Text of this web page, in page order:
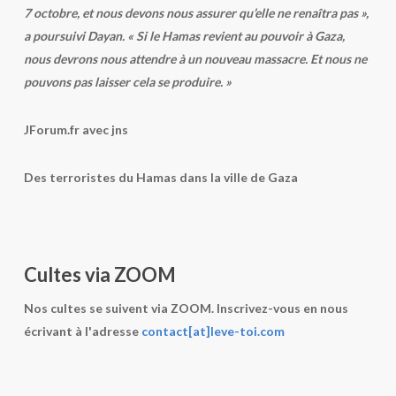
7 octobre, et nous devons nous assurer qu’elle ne renaîtra pas »,
a poursuivi Dayan. « Si le Hamas revient au pouvoir à Gaza,
nous devrons nous attendre à un nouveau massacre. Et nous ne
pouvons pas laisser cela se produire. »
JForum.fr avec jns
Des terroristes du Hamas dans la ville de Gaza
Cultes via ZOOM
Nos cultes se suivent via ZOOM. Inscrivez-vous en nous
écrivant à l'adresse contact[at]leve-toi.com